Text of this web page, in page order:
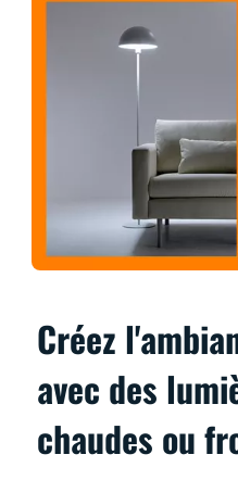
Créez
avec des
chaudes ou